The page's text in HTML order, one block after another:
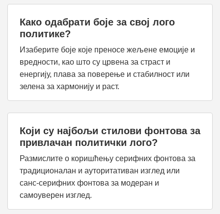
Како одабрати боје за свој лого
политике?
Изаберите боје које преносе жељене емоције и
вредности, као што су црвена за страст и
енергију, плава за поверење и стабилност или
зелена за хармонију и раст.
Који су најбољи стилови фонтова за
привлачан политички лого?
Размислите о коришћењу серифних фонтова за
традиционалан и ауторитативан изглед или
санс-серифних фонтова за модеран и
самоуверен изглед.